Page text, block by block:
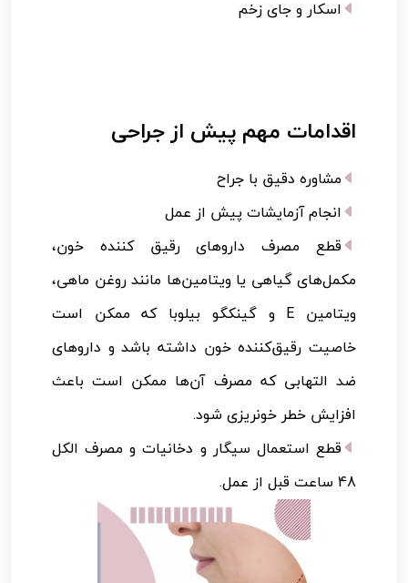
اسکار و جای زخم
اقدامات مهم پیش از جراحی
مشاوره دقیق با جراح
انجام آزمایشات پیش از عمل
قطع مصرف داروهای رقیق کننده خون،
مکمل‌های گیاهی یا ویتامین‌ها مانند روغن ماهی،
ویتامین E و گینکگو بیلوبا که ممکن است
خاصیت رقیق‌کننده خون داشته باشد و داروهای
ضد التهابی که مصرف آن‌ها ممکن است باعث
افزایش خطر خونریزی شود.
قطع استعمال سیگار و دخانیات و مصرف الکل
48 ساعت قبل از عمل.